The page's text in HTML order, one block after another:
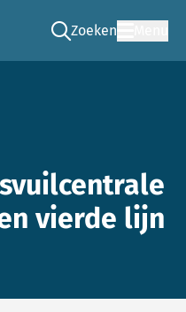
Zoeken
Ga naar de zoek
vierde lijn